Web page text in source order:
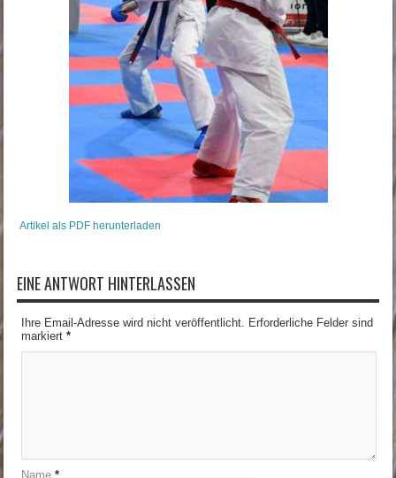
Artikel als PDF herunterladen
EINE ANTWORT HINTERLASSEN
Ihre Email-Adresse wird nicht veröffentlicht. Erforderliche Felder sind
markiert *
Name *